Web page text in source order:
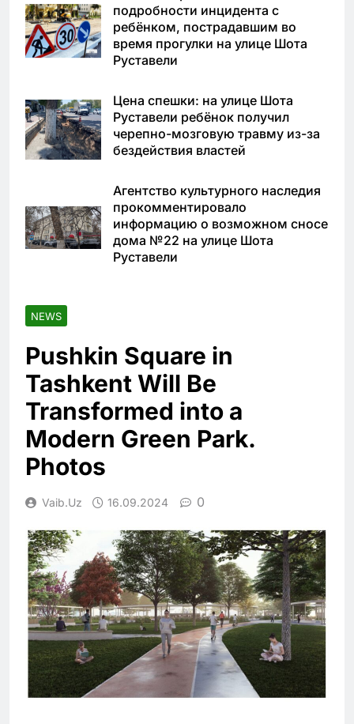
подробности инцидента с
ребёнком, пострадавшим во
время прогулки на улице Шота
Руставели
Цена спешки: на улице Шота
Руставели ребёнок получил
черепно-мозговую травму из-за
бездействия властей
Агентство культурного наследия
прокомментировало
информацию о возможном сносе
дома №22 на улице Шота
Руставели
NEWS
Pushkin Square in
Tashkent Will Be
Transformed into a
Modern Green Park.
Photos
Vaib.uz 16.09.2024 0